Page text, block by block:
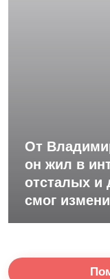
От
он жил в
отсталых и
смог